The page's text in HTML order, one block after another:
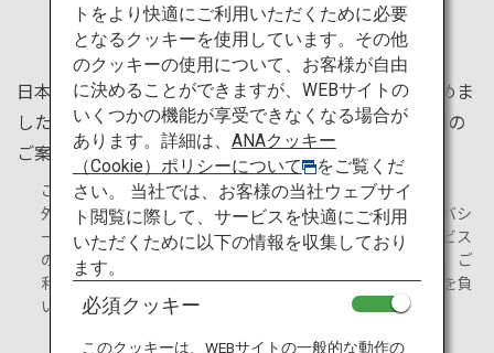
おすすめの旅
旅のアイデア
行き先
旅のお役立ち情報
旅のお役立ち情報
日本国内を旅行する際に知っておくと便利な情報を集めま
した。ATMやWi-Fiスポットなどの基本情報、地上交通の
ご案内、また旅行中の体験プランなどをご紹介します。
ご注意：
外部サイトへ移動する場合があります。利用規約やプライバシ
ーポリシーは、移動先サイトの方針が適用されます。サービス
の手配や利用契約はお客様と移動先サイトとの間で成立し、ご
利用に関するトラブル・損害については、ANAは一切責任を負
いません。
トをより快適にご利用いただくために必要
となるクッキーを使用しています。その他
のクッキーの使用について、お客様が自由
に決めることができますが、WEBサイトの
いくつかの機能が享受できなくなる場合が
あります。詳細は、 ANAクッキー
（Cookie）ポリシーについて
をご覧くだ
さい。 当社では、お客様の当社ウェブサイ
ト閲覧に際して、サービスを快適にご利用
いただくために以下の情報を収集しており
ます。
必須クッキー
このクッキーは、WEBサイトの一般的な動作の